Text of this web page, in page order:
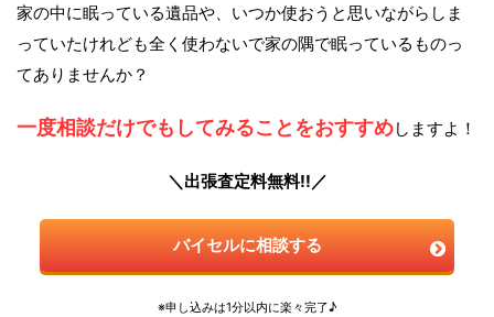
家の中に眠っている遺品や、いつか使おうと思いながらしま
っていたけれども全く使わないで家の隅で眠っているものっ
てありませんか？
一度相談だけでもしてみることをおすすめしますよ！
＼出張査定料無料!!／
バイセルに相談する
※申し込みは1分以内に楽々完了♪